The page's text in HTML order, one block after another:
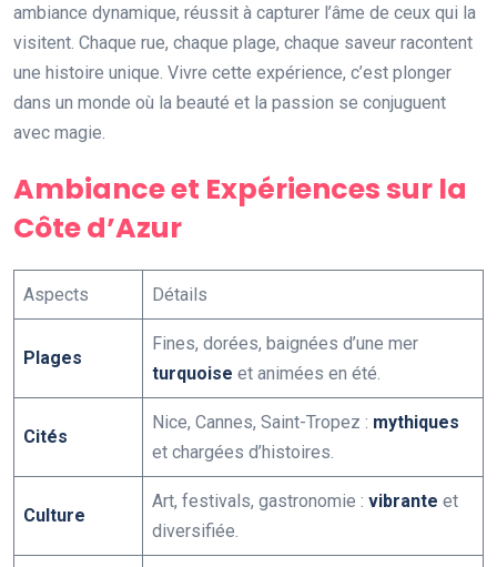
ambiance dynamique, réussit à capturer l’âme de ceux qui la
visitent. Chaque rue, chaque plage, chaque saveur racontent
une histoire unique. Vivre cette expérience, c’est plonger
dans un monde où la beauté et la passion se conjuguent
avec magie.
Ambiance et Expériences sur la
Côte d’Azur
Aspects Détails
Plages
Fines, dorées, baignées d’une mer
turquoise et animées en été.
Cités
Nice, Cannes, Saint-Tropez : mythiques
et chargées d’histoires.
Culture
Art, festivals, gastronomie : vibrante et
diversifiée.